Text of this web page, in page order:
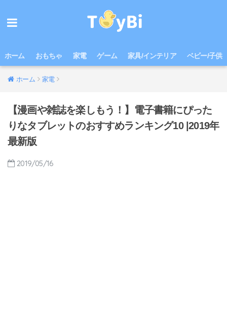
ホーム おもちゃ 家電 ゲーム 家具/インテリア ベビー/子供
ホーム 家電
【漫画や雑誌を楽しもう！】電子書籍にぴった
りなタブレットのおすすめランキング10 |2019年
最新版
2019/05/16